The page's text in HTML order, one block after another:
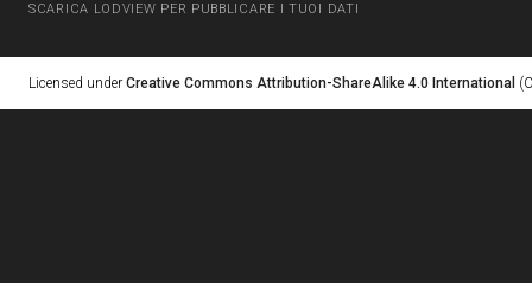
SCARICA LODVIEW PER PUBBLICARE I TUOI DATI
Licensed under Creative Commons Attribution-ShareAlike 4.0 International